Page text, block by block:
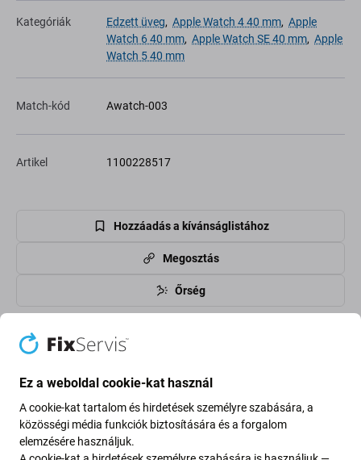
Kategóriák Edzett üveg, Apple Watch 4 40 mm, Apple
Watch 6 40 mm, Apple Watch SE 40 mm, Apple
Watch 5 40 mm
Match-kód Awatch-003
Artikel 1100228517
Hozzáadás a kívánságlistához
Megosztás
Őrség
High-contrast mode
Ez a weboldal cookie-kat használ
A cookie-kat tartalom és hirdetések személyre szabására, a
közösségi média funkciók biztosítására és a forgalom
elemzésére használjuk.